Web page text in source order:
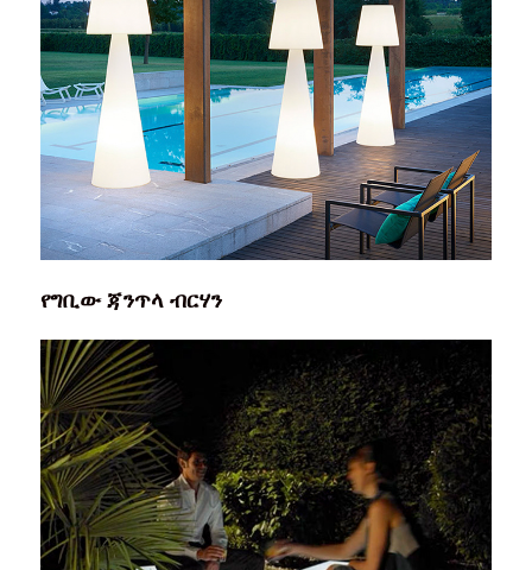
የግቢው ጃንጥላ ብርሃን